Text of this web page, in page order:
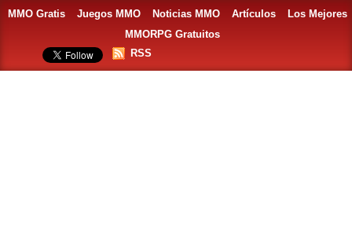
MMO Gratis Juegos MMO Noticias MMO Artículos
Los Mejores
MMORPG Gratuitos
RSS